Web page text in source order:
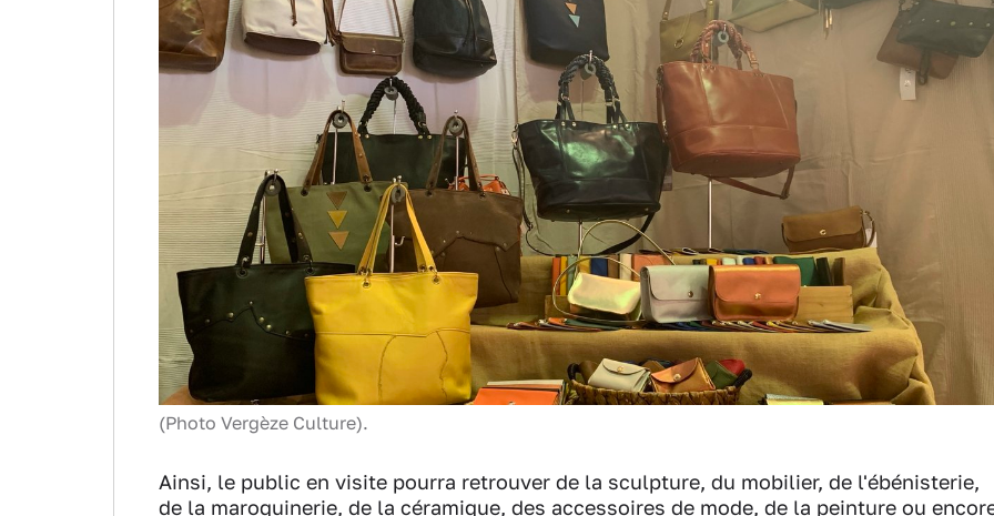
(Photo Vergèze Culture).
Ainsi, le public en visite pourra retrouver de la sculpture, du mobilier, de l'ébénisterie,
de la maroquinerie, de la céramique, des accessoires de mode, de la peinture ou